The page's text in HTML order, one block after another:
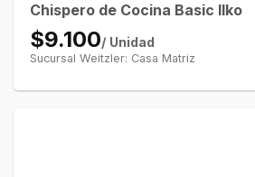
Chispero de Cocina Basic Ilko
$9.100/ Unidad
Sucursal Weitzler: Casa Matriz